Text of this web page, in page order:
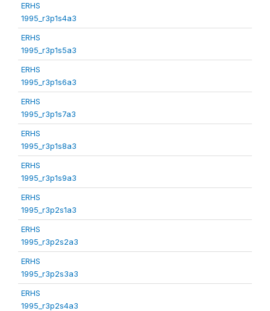
ERHS
1995_r3p1s4a3
ERHS
1995_r3p1s5a3
ERHS
1995_r3p1s6a3
ERHS
1995_r3p1s7a3
ERHS
1995_r3p1s8a3
ERHS
1995_r3p1s9a3
ERHS
1995_r3p2s1a3
ERHS
1995_r3p2s2a3
ERHS
1995_r3p2s3a3
ERHS
1995_r3p2s4a3